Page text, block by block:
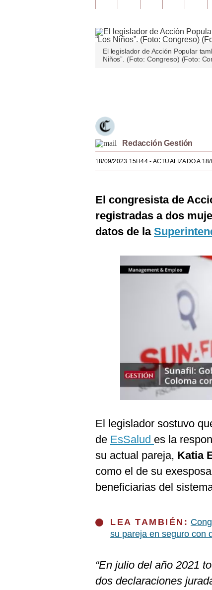
El legislador de Acción Popular
Niños”. (Foto: Congreso) (Foto:
Redacción Gestión
18/09/2023 15H44- ACTUALIZADO A
El congresista de
registradas a dos
datos de la
El legislador sostuvo
de EsSalud es la
su actual pareja, Katia
como el de su exesposa
beneficiarias del
LEA TAMBIÉN:
su pareja en seguro con
“En julio del año 2021
dos declaraciones